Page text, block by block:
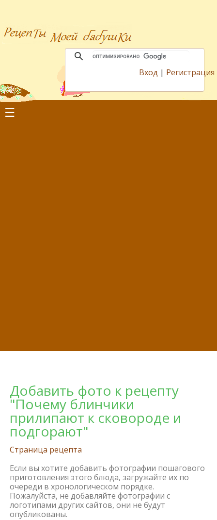
Вход | Регистрация
☰
Добавить фото к рецепту
"Почему блинчики
прилипают к сковороде и
подгорают"
Страница рецепта
Если вы хотите добавить фотографии пошагового
приготовления этого блюда, загружайте их по
очереди в хронологическом порядке.
Пожалуйста, не добавляйте фотографии с
логотипами других сайтов, они не будут
опубликованы.